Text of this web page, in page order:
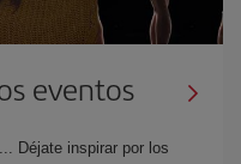
eventos
Déjate inspirar por los